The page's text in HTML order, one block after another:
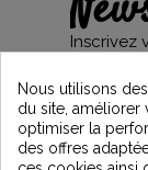
Inscrivez
et restez
Vintage
Nous utilisons
du site, améliorer
optimiser la
des offres